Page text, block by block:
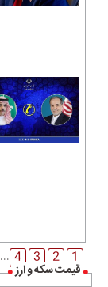
قیمت سکه و ارز
1
2
3
4
...